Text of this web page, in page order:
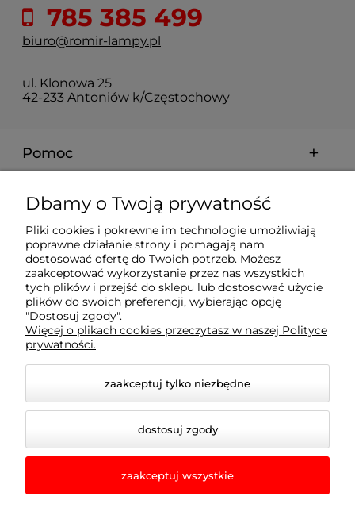
785 385 499
biuro@romir-lampy.pl
ul. Klonowa 25
42-233 Antoniów k/Częstochowy
Pomoc
Moje konto
Płatności i dostawa
Informacje
O nas
© 2026 romir-lampy.pl. Wszelkie prawa zastrzeżone.
Dbamy o Twoją prywatność
Pliki cookies i pokrewne im technologie umożliwiają
poprawne działanie strony i pomagają nam
dostosować ofertę do Twoich potrzeb. Możesz
zaakceptować wykorzystanie przez nas wszystkich
tych plików i przejść do sklepu lub dostosować użycie
plików do swoich preferencji, wybierając opcję
"Dostosuj zgody".
Więcej o plikach cookies przeczytasz w naszej Polityce
prywatności.
zaakceptuj tylko niezbędne
dostosuj zgody
zaakceptuj wszystkie